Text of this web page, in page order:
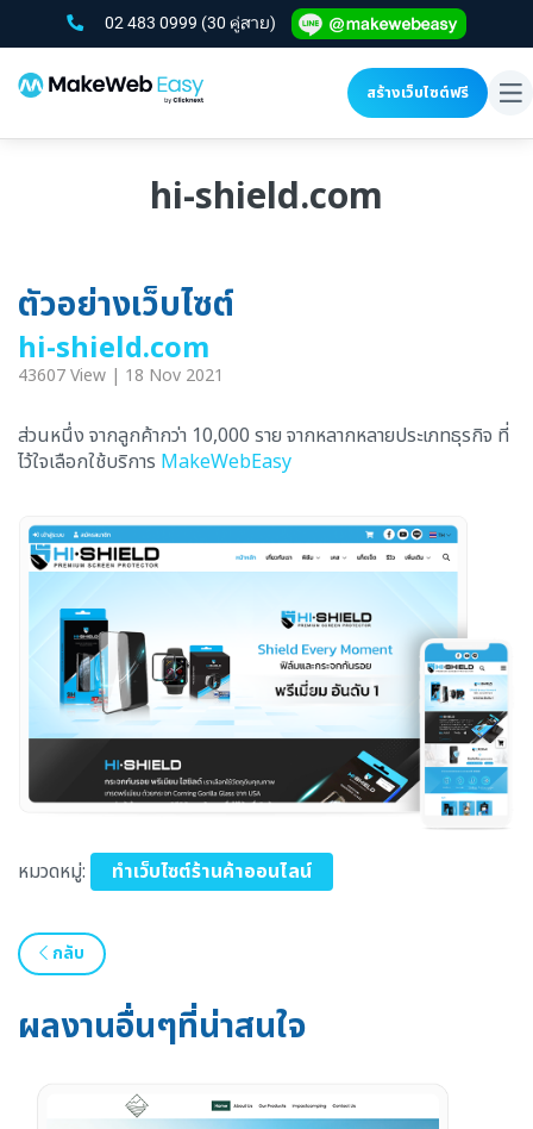
02 483 0999 (30 คู่สาย)
สร้างเว็บไซต์ฟรี
hi-shield.com
ตัวอย่างเว็บไซต์
hi-shield.com
43607 View | 18 Nov 2021
ส่วนหนึ่ง จากลูกค้ากว่า 10,000 ราย จากหลากหลายประเภทธุรกิจ ที่
ไว้ใจเลือกใช้บริการ MakeWebEasy
หมวดหมู่: ทำเว็บไซต์ร้านค้าออนไลน์
กลับ
ผลงานอื่นๆที่น่าสนใจ